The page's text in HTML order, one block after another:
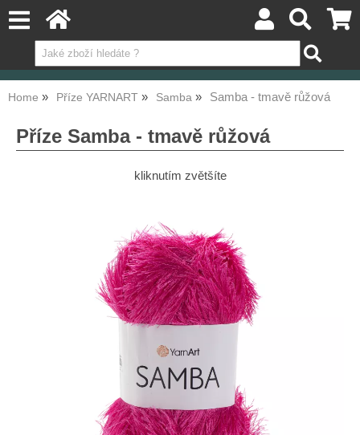
Home Příze YARNART Samba Samba - tmavě růžová
Příze Samba - tmavě růžová
kliknutím zvětšíte